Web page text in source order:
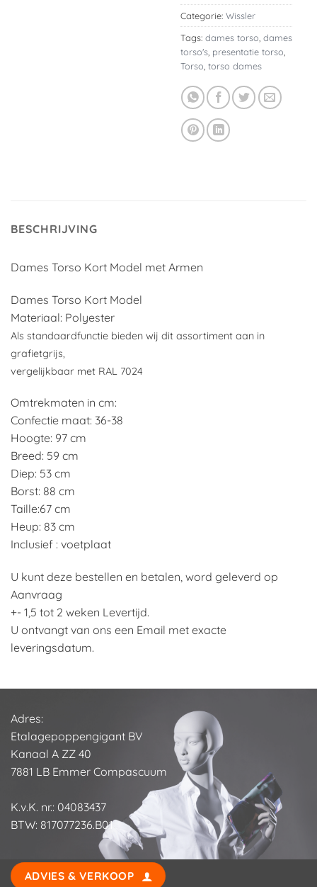
Categorie: Wissler
Tags: dames torso dames
torso's, presentatie torso
Torso torso dames
BESCHRIJVING
Dames Torso Kort Model met Armen
Dames Torso Kort Model
Materiaal: Polyester
Als standaardfunctie bieden wij dit assortiment aan in
grafietgrijs,
vergelijkbaar met RAL 7024
Omtrekmaten in cm:
Confectie maat: 36-38
Hoogte: 97 cm
Breed: 59 cm
Diep: 53 cm
Borst: 88 cm
Taille:67 cm
Heup: 83 cm
Inclusief : voetplaat
U kunt deze bestellen en betalen, word geleverd op
Aanvraag
+- 1,5 tot 2 weken Levertijd.
U ontvangt van ons een Email met exacte
leveringsdatum.
Adres:
Etalagepoppengigant BV
Kanaal A ZZ 40
7881 LB Emmer Compascuum
K.v.K. nr.: 04083437
BTW: 817077236.B01
ADVIES & VERKOOP